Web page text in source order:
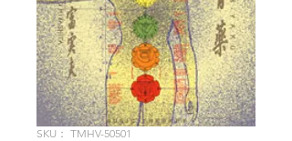
SKU： TMHV-50501